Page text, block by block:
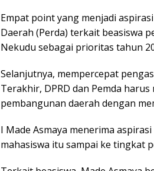
Empat point yang menjadi
Daerah (Perda) terkait beasiswa
Nekudu sebagai prioritas tahun
Selanjutnya, mempercepat
Terakhir, DPRD dan Pemda
pembangunan daerah dengan
I Made Asmaya menerima
mahasiswa itu sampai ke tingkat